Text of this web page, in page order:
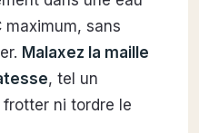
maximum, sans
Malaxez la maille
, tel un
ni tordre le